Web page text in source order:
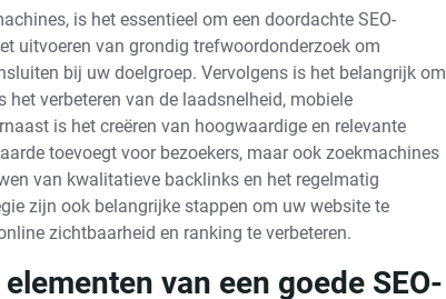
is het essentieel om een doordachte SEO-
uitvoeren van grondig trefwoordonderzoek om
bij uw doelgroep. Vervolgens is het belangrijk om
verbeteren van de laadsnelheid, mobiele
is het creëren van hoogwaardige en relevante
toevoegt voor bezoekers, maar ook zoekmachines
van kwalitatieve backlinks en het regelmatig
zijn ook belangrijke stappen om uw website te
zichtbaarheid en ranking te verbeteren.
van een goede SEO-